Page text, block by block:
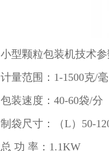
小型颗粒包装机技术
计量范围：1-1500克/
包装速度：40-60袋/分
制袋尺寸：（L）50-
总 功 率：1.1KW